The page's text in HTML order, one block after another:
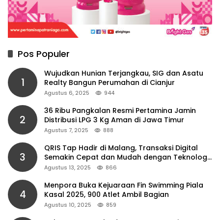
Pos Populer
1
Wujudkan Hunian Terjangkau, SIG dan Asatu
Realty Bangun Perumahan di Cianjur
Agustus 6, 2025 944
2
36 Ribu Pangkalan Resmi Pertamina Jamin
Distribusi LPG 3 Kg Aman di Jawa Timur
Agustus 7, 2025 888
3
QRIS Tap Hadir di Malang, Transaksi Digital
Semakin Cepat dan Mudah dengan Teknologi
NFC
Agustus 13, 2025 866
4
Menpora Buka Kejuaraan Fin Swimming Piala
Kasal 2025, 900 Atlet Ambil Bagian
Agustus 10, 2025 859